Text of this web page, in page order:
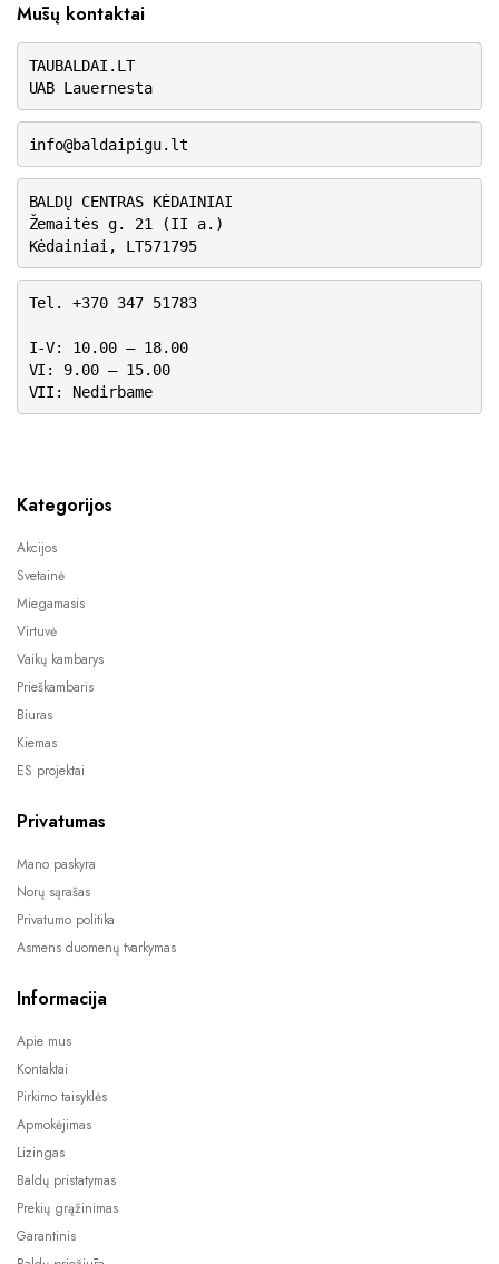
Mūsų kontaktai
TAUBALDAI.LT
UAB Lauernesta
info@baldaipigu.lt
BALDŲ CENTRAS KĖDAINIAI
Žemaitės g. 21 (II a.)
Kėdainiai, LT571795
Tel. +370 347 51783
I-V: 10.00 – 18.00
VI: 9.00 – 15.00
VII: Nedirbame
Kategorijos
Akcijos
Svetainė
Miegamasis
Virtuvė
Vaikų kambarys
Prieškambaris
Biuras
Kiemas
ES projektai
Privatumas
Mano paskyra
Norų sąrašas
Privatumo politika
Asmens duomenų tvarkymas
Informacija
Apie mus
Kontaktai
Pirkimo taisyklės
Apmokėjimas
Lizingas
Baldų pristatymas
Prekių grąžinimas
Garantinis